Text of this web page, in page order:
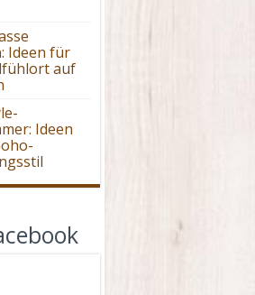
Ideen für
auf
Ideen